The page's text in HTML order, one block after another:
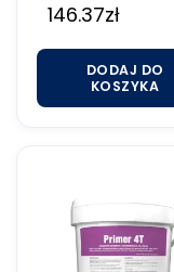
Oceniono
5.00
146.37zł
DODAJ DO
KOSZYKA